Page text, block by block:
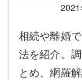
相続や離婚
法を紹介。
とめ、網羅